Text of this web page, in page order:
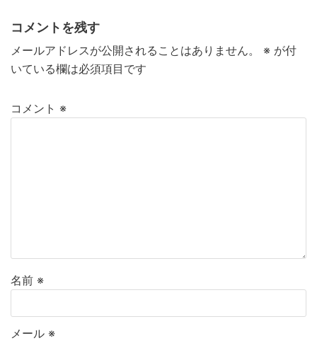
コメントを残す
メールアドレスが公開されることはありません。 ※ が付
いている欄は必須項目です
コメント ※
名前 ※
メール ※